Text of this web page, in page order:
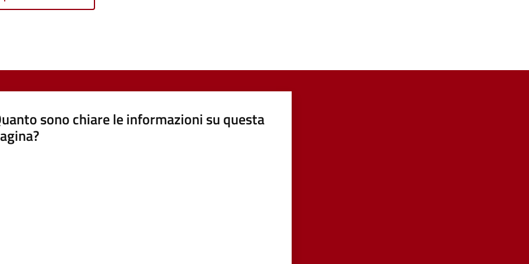
sono chiare le informazioni su questa